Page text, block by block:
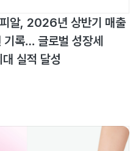
알, 2026년 상반기 매출
록… 글로벌 성장세
실적 달성